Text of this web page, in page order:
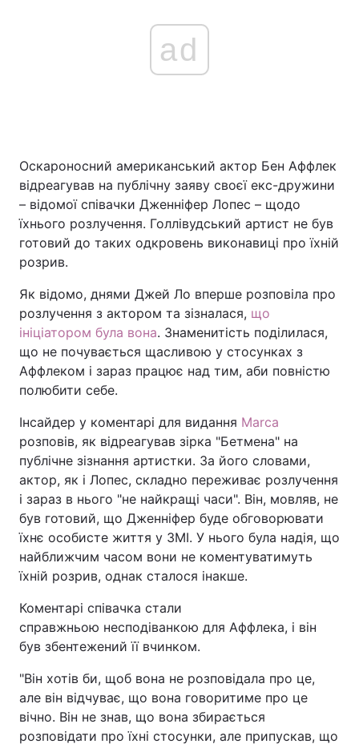
ad
Оскароносний американський актор Бен Аффлек
відреагував на публічну заяву своєї екс-дружини
– відомої співачки Дженніфер Лопес – щодо
їхнього розлучення. Голлівудський артист не був
готовий до таких одкровень виконавиці про їхній
розрив.
Як відомо, днями Джей Ло вперше розповіла про
розлучення з актором та зізналася, що
ініціатором була вона. Знаменитість поділилася,
що не почувається щасливою у стосунках з
Аффлеком і зараз працює над тим, аби повністю
полюбити себе.
Інсайдер у коментарі для видання Marca
розповів, як відреагував зірка "Бетмена" на
публічне зізнання артистки. За його словами,
актор, як і Лопес, складно переживає розлучення
і зараз в нього "не найкращі часи". Він, мовляв, не
був готовий, що Дженніфер буде обговорювати
їхнє особисте життя у ЗМІ. У нього була надія, що
найближчим часом вони не коментуватимуть
їхній розрив, однак сталося інакше.
Коментарі співачка стали
справжньою несподіванкою для Аффлека, і він
був збентежений її вчинком.
"Він хотів би, щоб вона не розповідала про це,
але він відчуває, що вона говоритиме про це
вічно. Він не знав, що вона збирається
розповідати про їхні стосунки, але припускав, що